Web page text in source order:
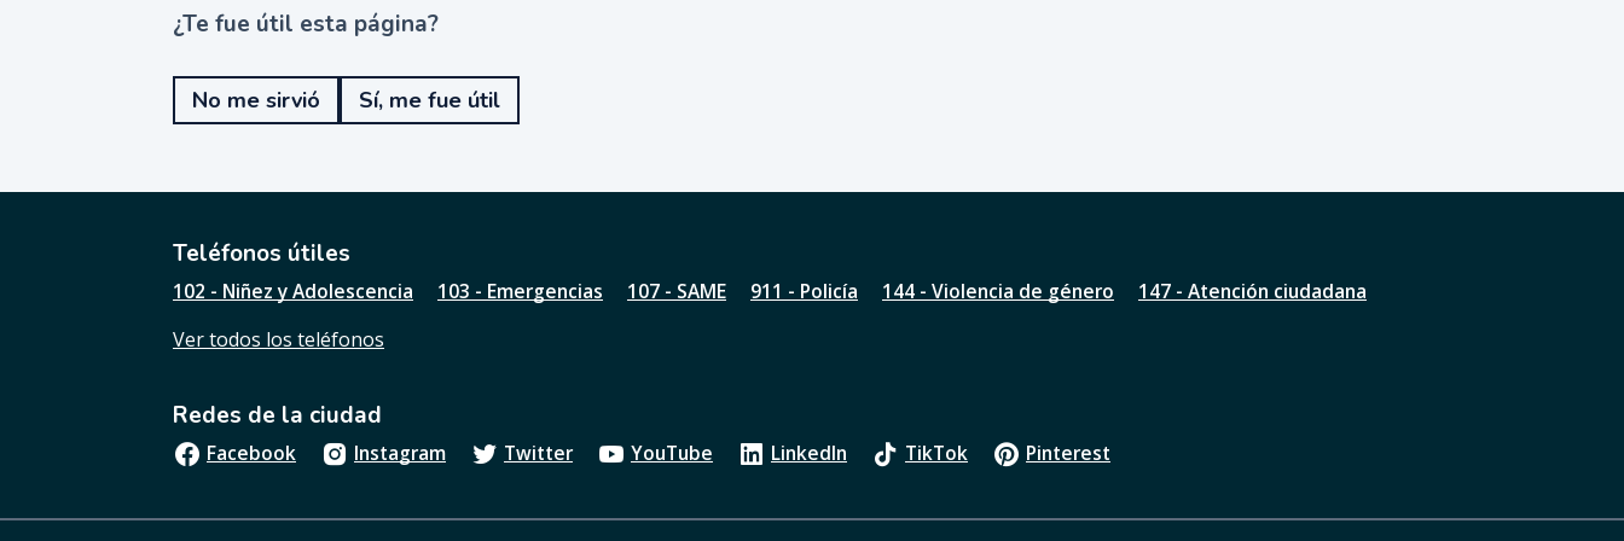
¿
e
u
t
l
s
a
g
i
n
?
¿Te fue útil esta página?
No me sirvió Sí, me fue útil
Teléfonos útiles
102 - Niñez y Adolescencia 103 - Emergencias 107 - SAME 911 - Policía 144 - Violencia de género
147 - Atención ciudadana
Ver todos los teléfonos
Redes de la ciudad
Facebook Instagram Twitter YouTube LinkedIn TikTok Pinterest